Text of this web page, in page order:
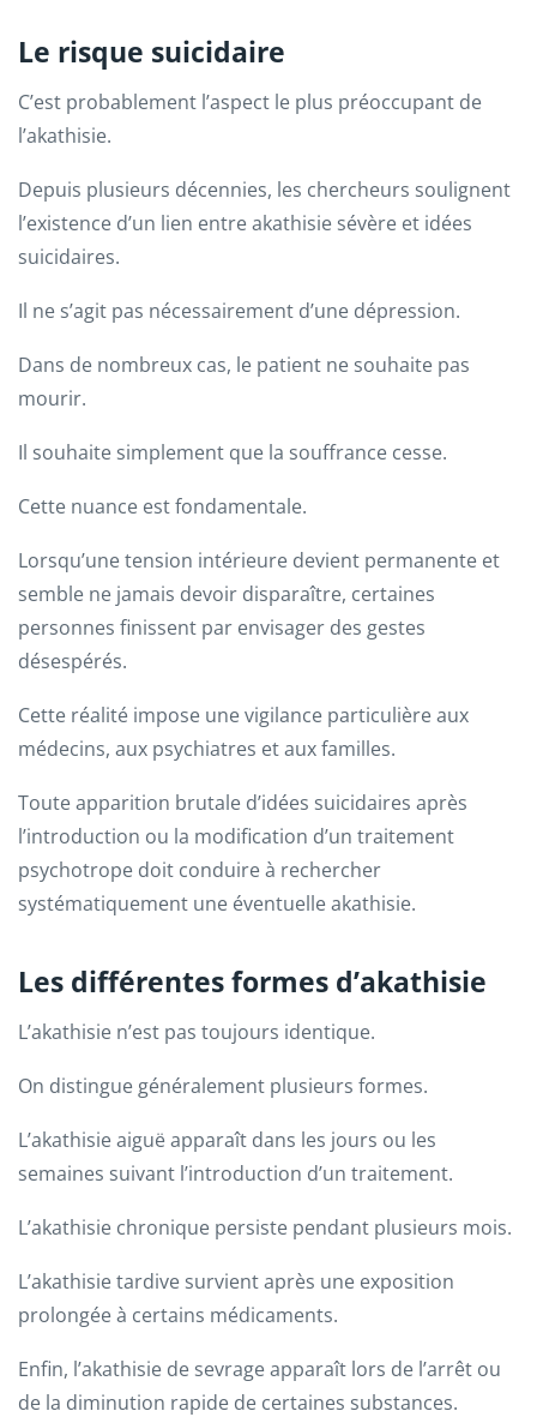
Le risque suicidaire
C’est probablement l’aspect le plus préoccupant de
l’akathisie.
Depuis plusieurs décennies, les chercheurs soulignent
l’existence d’un lien entre akathisie sévère et idées
suicidaires.
Il ne s’agit pas nécessairement d’une dépression.
Dans de nombreux cas, le patient ne souhaite pas
mourir.
Il souhaite simplement que la souffrance cesse.
Cette nuance est fondamentale.
Lorsqu’une tension intérieure devient permanente et
semble ne jamais devoir disparaître, certaines
personnes finissent par envisager des gestes
désespérés.
Cette réalité impose une vigilance particulière aux
médecins, aux psychiatres et aux familles.
Toute apparition brutale d’idées suicidaires après
l’introduction ou la modification d’un traitement
psychotrope doit conduire à rechercher
systématiquement une éventuelle akathisie.
Les différentes formes d’akathisie
L’akathisie n’est pas toujours identique.
On distingue généralement plusieurs formes.
L’akathisie aiguë apparaît dans les jours ou les
semaines suivant l’introduction d’un traitement.
L’akathisie chronique persiste pendant plusieurs mois.
L’akathisie tardive survient après une exposition
prolongée à certains médicaments.
Enfin, l’akathisie de sevrage apparaît lors de l’arrêt ou
de la diminution rapide de certaines substances.